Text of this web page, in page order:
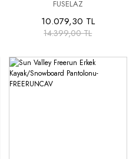
FUSELAZ
10.079,30 TL
14.399,00 TL